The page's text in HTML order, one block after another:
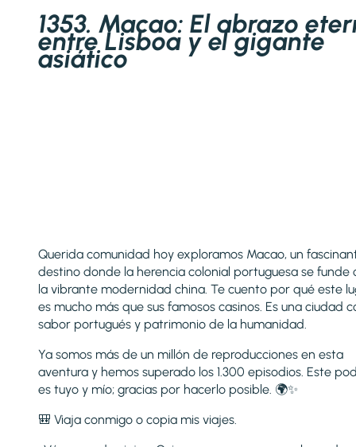
1353. Macao: El abrazo
entre Lisboa y el gigante
asiático
Querida comunidad hoy exploramos Macao, un
destino donde la herencia colonial portuguesa se funde
la vibrante modernidad china. Te cuento por qué este
es mucho más que sus famosos casinos. Es una ciudad
sabor portugués y patrimonio de la humanidad.
Ya somos más de un millón de reproducciones en esta
aventura y hemos superado los 1.300 episodios. Este
es tuyo y mío; gracias por hacerlo posible. 🌍✨
🎒 Viaja conmigo o copia mis viajes.